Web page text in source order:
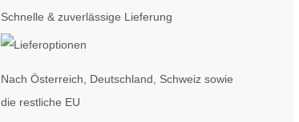
Schnelle & zuverlässige Lieferung
Nach Österreich, Deutschland, Schweiz sowie
die restliche EU